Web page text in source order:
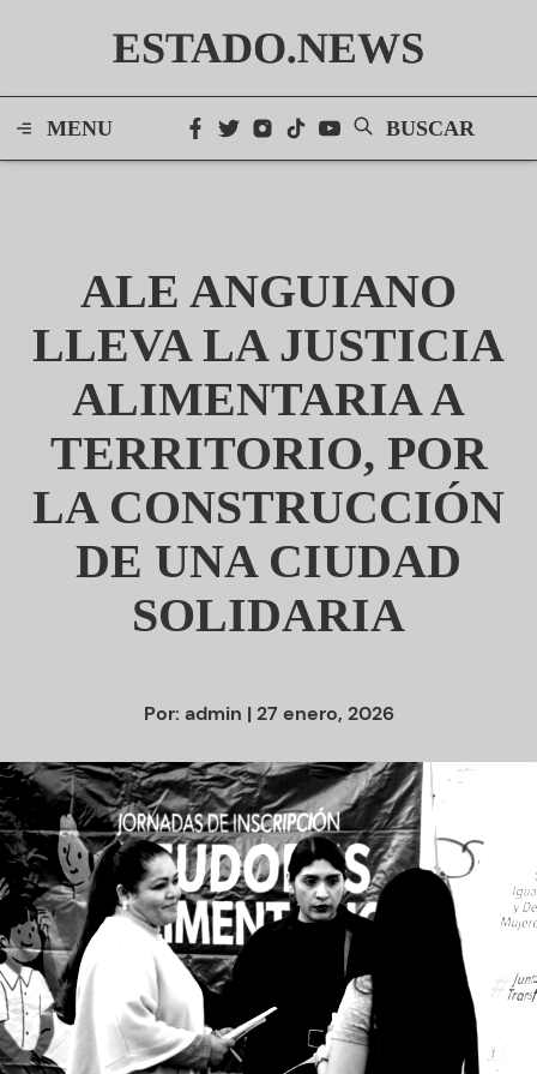
ESTADO.NEWS
MENU BUSCAR
ALE ANGUIANO
LLEVA LA JUSTICIA
ALIMENTARIA A
TERRITORIO, POR
LA CONSTRUCCIÓN
DE UNA CIUDAD
SOLIDARIA
Por: admin | 27 enero, 2026